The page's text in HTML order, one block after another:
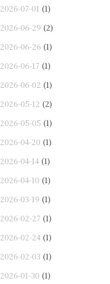
2026-07-01 (1)
2026-06-29 (2)
2026-06-26 (1)
2026-06-17 (1)
2026-06-02 (1)
2026-05-12 (2)
2026-05-05 (1)
2026-04-20 (1)
2026-04-14 (1)
2026-04-10 (1)
2026-03-19 (1)
2026-02-27 (1)
2026-02-24 (1)
2026-02-03 (1)
2026-01-30 (1)